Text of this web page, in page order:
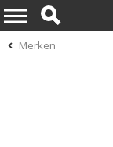
Merken